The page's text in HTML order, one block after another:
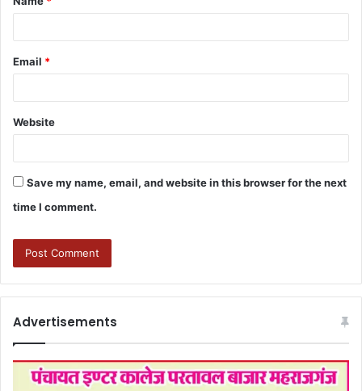
Email *
Website
Save my name, email, and website in this browser for the next
time I comment.
Advertisements